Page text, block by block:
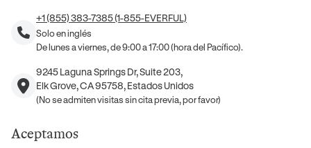
+1 (855) 383-7385 (1-855-EVERFUL)
Solo en inglés
De lunes a viernes, de 9:00 a 17:00 (hora del Pacífico).
9245 Laguna Springs Dr, Suite 203,
Elk Grove, CA 95758, Estados Unidos
(No se admiten visitas sin cita previa, por favor)
Aceptamos